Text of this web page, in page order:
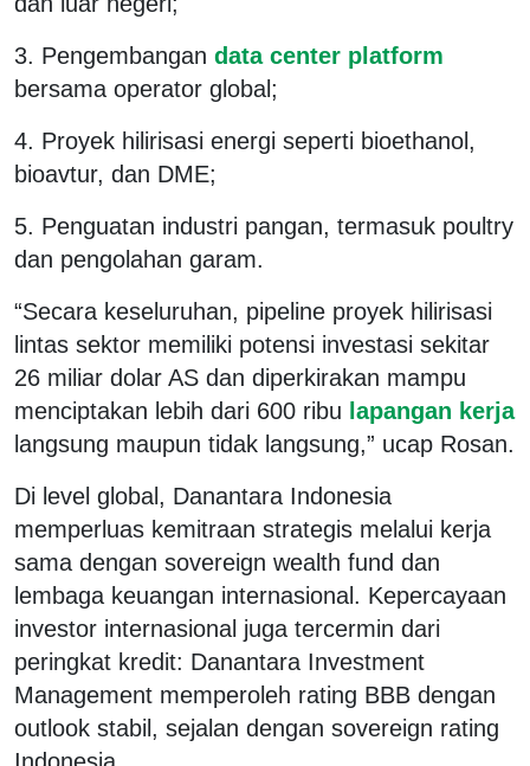
3. Pengembangan data center platform
bersama operator global;
4. Proyek hilirisasi energi seperti bioethanol,
bioavtur, dan DME;
5. Penguatan industri pangan, termasuk poultry
dan pengolahan garam.
“Secara keseluruhan, pipeline proyek hilirisasi
lintas sektor memiliki potensi investasi sekitar
26 miliar dolar AS dan diperkirakan mampu
menciptakan lebih dari 600 ribu lapangan kerja
langsung maupun tidak langsung,” ucap Rosan.
Di level global, Danantara Indonesia
memperluas kemitraan strategis melalui kerja
sama dengan sovereign wealth fund dan
lembaga keuangan internasional. Kepercayaan
investor internasional juga tercermin dari
peringkat kredit: Danantara Investment
Management memperoleh rating BBB dengan
outlook stabil, sejalan dengan sovereign rating